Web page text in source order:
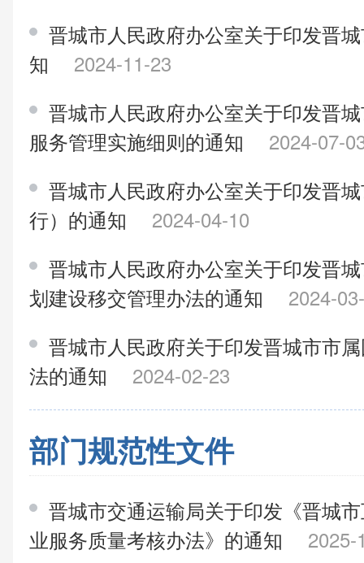
晋城市人民政府办公室关于印发晋
知
2024-11-23
晋城市人民政府办公室关于印发晋
服务管理实施细则的通知
2024-07-
晋城市人民政府办公室关于印发晋
行）的通知
2024-04-10
晋城市人民政府办公室关于印发晋
划建设移交管理办法的通知
2024-
晋城市人民政府关于印发晋城市市
法的通知
2024-02-23
部门规范性文件
晋城市交通运输局关于印发《晋城
业服务质量考核办法》的通知
2025-